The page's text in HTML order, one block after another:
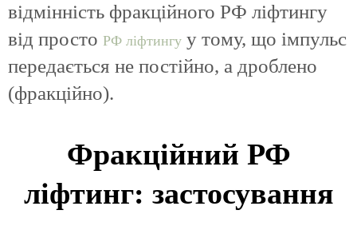
відмінність фракційного РФ ліфтингу
від просто РФ ліфтингу у тому, що імпульс
передається не постійно, а дроблено
(фракційно).
Фракційний РФ
ліфтинг: застосування